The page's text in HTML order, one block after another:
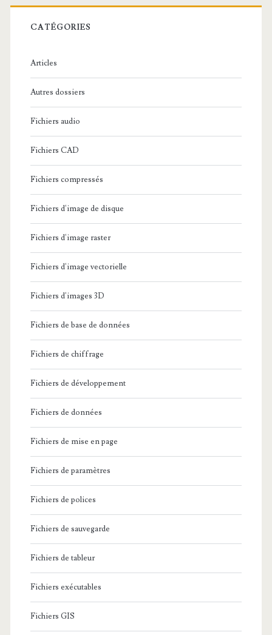
r
c
:
CATÉGORIES
Articles
Autres dossiers
Fichiers audio
Fichiers CAD
Fichiers compressés
Fichiers d'image de disque
Fichiers d'image raster
Fichiers d'image vectorielle
Fichiers d'images 3D
Fichiers de base de données
Fichiers de chiffrage
Fichiers de développement
Fichiers de données
Fichiers de mise en page
Fichiers de paramètres
Fichiers de polices
Fichiers de sauvegarde
Fichiers de tableur
Fichiers exécutables
Fichiers GIS